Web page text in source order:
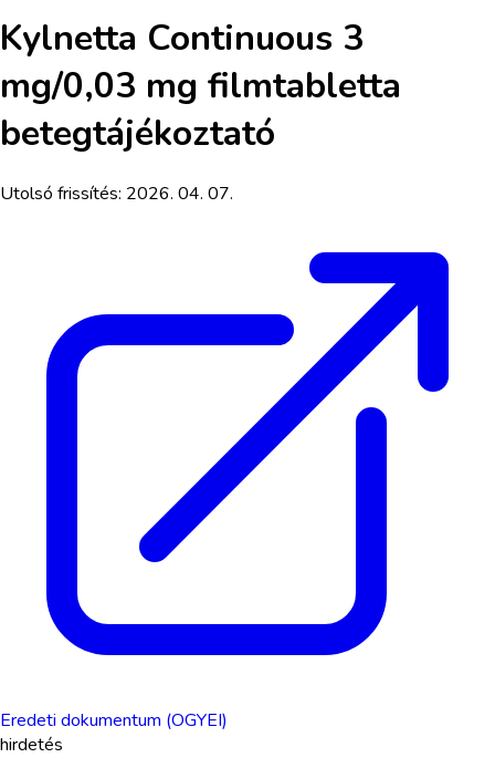
Kylnetta Continuous 3
mg/0,03 mg filmtabletta
betegtájékoztató
Utolsó frissítés: 2026. 04. 07.
Eredeti dokumentum (OGYEI)
hirdetés